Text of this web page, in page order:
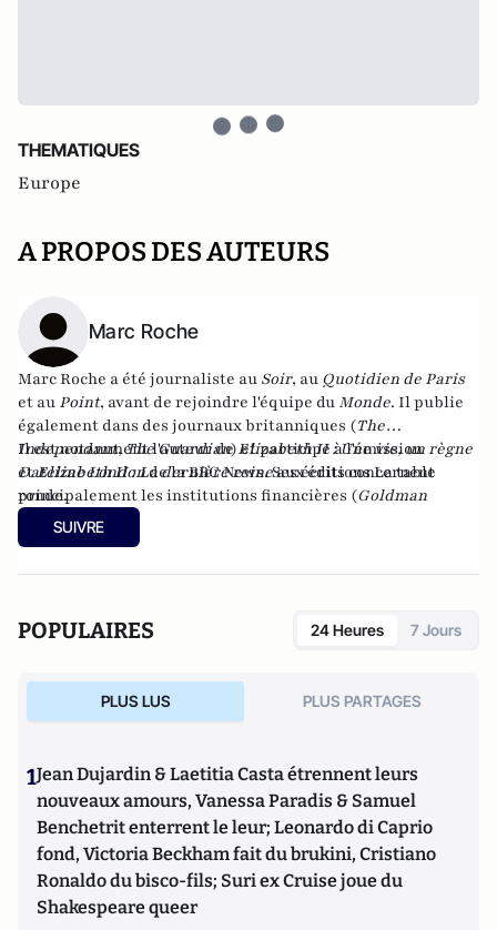
THEMATIQUES
Europe
A PROPOS DES AUTEURS
Marc Roche
Marc Roche a été journaliste au Soir, au Quotidien de Paris
et au Point, avant de rejoindre l'équipe du Monde. Il publie
également dans des journaux britanniques (The
Independant,The Guardian) et participe à l'émission
Dateline Londonde la BBC News. Ses écrits concernent
principalement les institutions financières (Goldman
Sachs) et la monarchie britannique.
Il est notamment l'auteur deElizabeth II : Une vie, un règne
etElizabeth II : La dernière reineaux éditions La table
ronde.
SUIVRE
POPULAIRES 24 Heures 7 Jours
PLUS LUS PLUS PARTAGES
1Jean Dujardin & Laetitia Casta étrennent leurs
nouveaux amours, Vanessa Paradis & Samuel
Benchetrit enterrent le leur; Leonardo di Caprio
fond, Victoria Beckham fait du brukini, Cristiano
Ronaldo du bisco-fils; Suri ex Cruise joue du
Shakespeare queer